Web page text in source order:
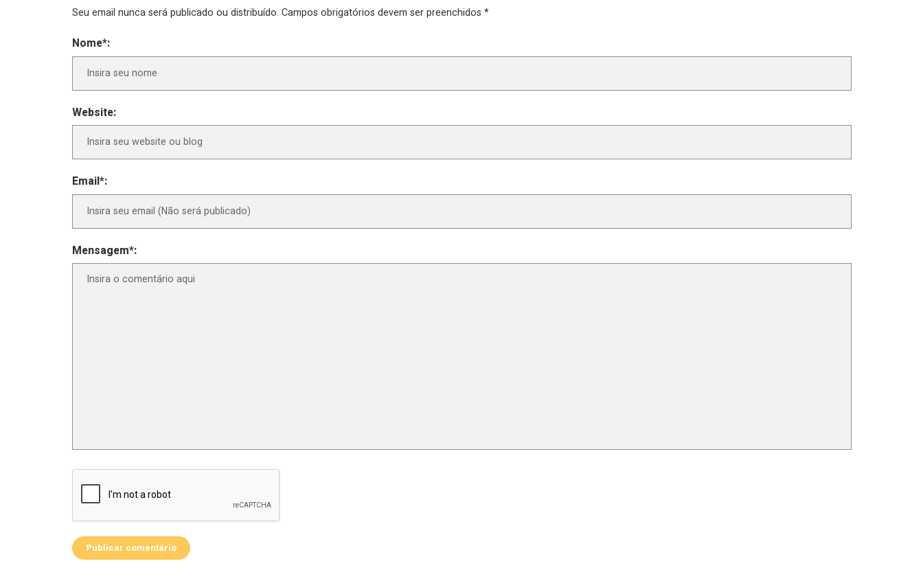
Seu email nunca será publicado ou distribuído. Campos obrigatórios devem ser preenchidos *
Nome*:
Website:
Email*:
Mensagem*: